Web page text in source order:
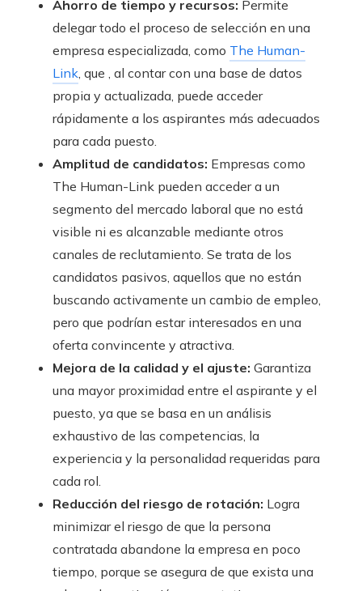
Ahorro de tiempo y recursos: Permite
delegar todo el proceso de selección en una
empresa especializada, como The Human-
Link , que , al contar con una base de datos
propia y actualizada, puede acceder
rápidamente a los aspirantes más adecuados
para cada puesto.
Amplitud de candidatos: Empresas como
The Human-Link pueden acceder a un
segmento del mercado laboral que no está
visible ni es alcanzable mediante otros
canales de reclutamiento. Se trata de los
candidatos pasivos, aquellos que no están
buscando activamente un cambio de empleo,
pero que podrían estar interesados en una
oferta convincente y atractiva.
Mejora de la calidad y el ajuste: Garantiza
una mayor proximidad entre el aspirante y el
puesto, ya que se basa en un análisis
exhaustivo de las competencias, la
experiencia y la personalidad requeridas para
cada rol.
Reducción del riesgo de rotación: Logra
minimizar el riesgo de que la persona
contratada abandone la empresa en poco
tiempo, porque se asegura de que exista una